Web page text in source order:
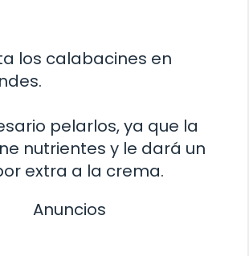
los calabacines en
pelarlos, ya que la
nutrientes y le dará un
extra a la crema.
Anuncios